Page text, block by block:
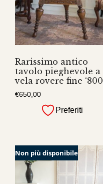
Rarissimo antico
tavolo pieghevole a
vela rovere fine ‘800
€650,00
Preferiti
Non più disponibile